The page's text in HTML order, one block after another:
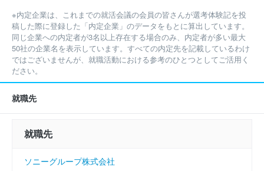
ＰｗＣコンサルティング合同会社
日鉄ソリューションズ株式会社
ソフトバンク株式会社
ＥＹストラテジー・アンド・コンサルティング株式会社
アビームコンサルティング株式会社
株式会社三菱総合研究所
※内定企業は、これまでの就活会議の会員の皆さんが選考体験記を投
稿した際に登録した「内定企業」のデータをもとに算出しています。
同じ企業への内定者が3名以上存在する場合のみ、内定者が多い最大
50社の企業名を表示しています。すべての内定先を記載しているわけ
ではございませんが、就職活動における参考のひとつとしてご活用く
ださい。
就職先
就職先
ソニーグループ株式会社